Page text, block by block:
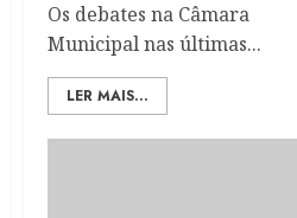
Os debates na Câmara
Municipal nas últimas...
LER MAIS...